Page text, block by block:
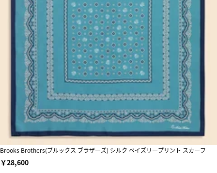
Brooks Brothers(ブルックス ブラザーズ) シルク ペイズリープリント スカーフ
￥28,600